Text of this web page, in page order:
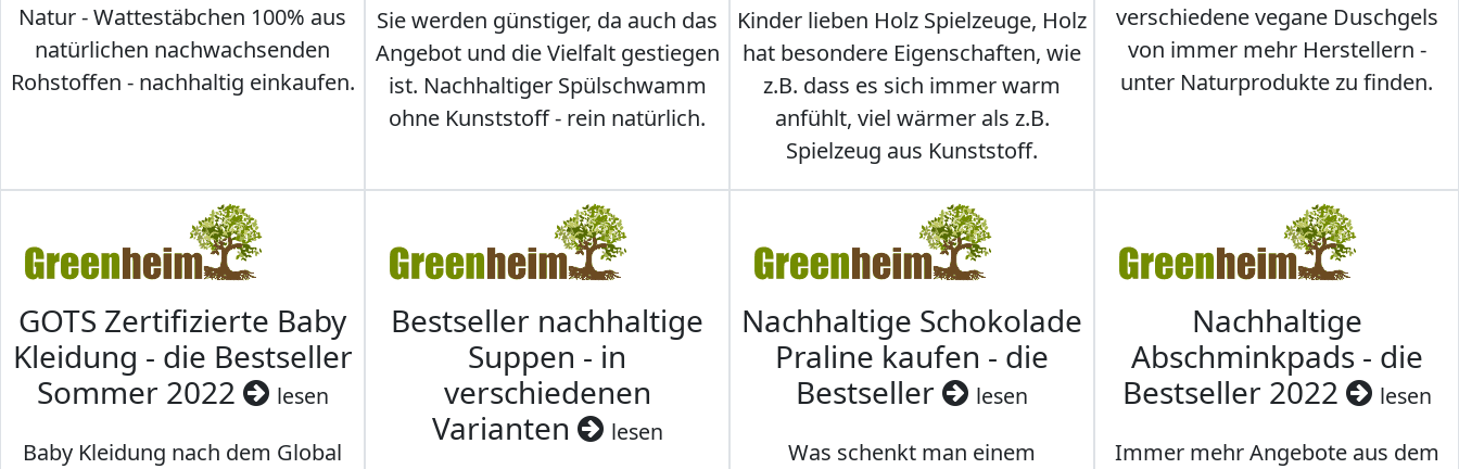
Natur - Wattestäbchen 100% aus
natürlichen nachwachsenden
Rohstoffen - nachhaltig einkaufen.
Sie werden günstiger, da auch das
Angebot und die Vielfalt gestiegen
ist. Nachhaltiger Spülschwamm
ohne Kunststoff - rein natürlich.
Kinder lieben Holz Spielzeuge, Holz
hat besondere Eigenschaften, wie
z.B. dass es sich immer warm
anfühlt, viel wärmer als z.B.
Spielzeug aus Kunststoff.
verschiedene vegane Duschgels
von immer mehr Herstellern -
unter Naturprodukte zu finden.
GOTS Zertifizierte Baby
Kleidung - die Bestseller
Sommer 2022
lesen
Baby Kleidung nach dem Global
Bestseller nachhaltige
Suppen - in
verschiedenen
Varianten
lesen
Nachhaltige Schokolade
Praline kaufen - die
Bestseller
lesen
Was schenkt man einem
Nachhaltige
Abschminkpads - die
Bestseller 2022
lesen
Immer mehr Angebote aus dem